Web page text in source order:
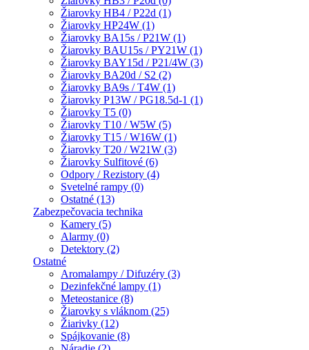
Žiarovky HB4 / P22d (1)
Žiarovky HP24W (1)
Žiarovky BA15s / P21W (1)
Žiarovky BAU15s / PY21W (1)
Žiarovky BAY15d / P21/4W (3)
Žiarovky BA20d / S2 (2)
Žiarovky BA9s / T4W (1)
Žiarovky P13W / PG18.5d-1 (1)
Žiarovky T5 (0)
Žiarovky T10 / W5W (5)
Žiarovky T15 / W16W (1)
Žiarovky T20 / W21W (3)
Žiarovky Sulfitové (6)
Odpory / Rezistory (4)
Svetelné rampy (0)
Ostatné (13)
Zabezpečovacia technika
Kamery (5)
Alarmy (0)
Detektory (2)
Ostatné
Aromalampy / Difuzéry (3)
Dezinfekčné lampy (1)
Meteostanice (8)
Žiarovky s vláknom (25)
Žiarivky (12)
Spájkovanie (8)